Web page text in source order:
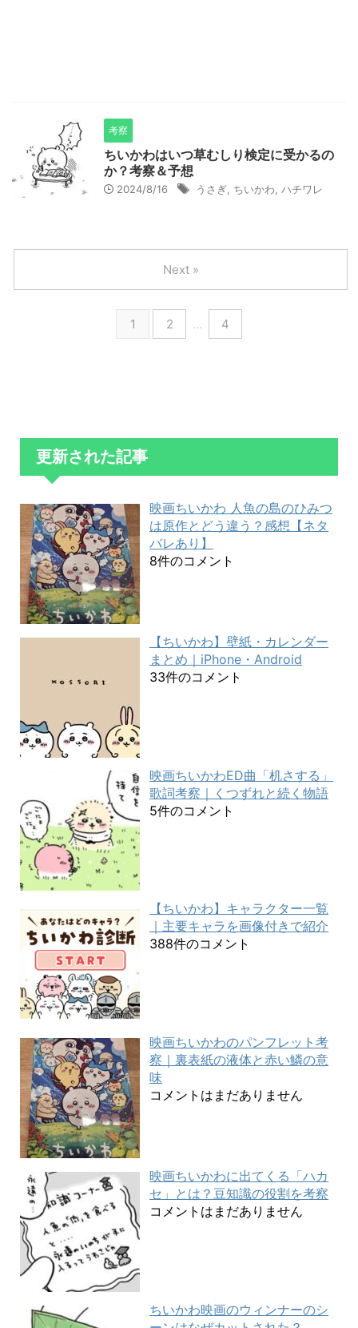
考察
ちいかわはいつ草むしり検定に受かるの
か？考察＆予想
2024/8/16 うさぎ ちいかわ ハチワレ
1 2 … 4
Next »
更新された記事
映画ちいかわ 人魚の島のひみつ
は原作とどう違う？感想【ネタ
バレあり】
8件のコメント
【ちいかわ】壁紙・カレンダー
まとめ｜iPhone・Android
33件のコメント
映画ちいかわED曲「机さする」
歌詞考察｜くつずれと続く物語
5件のコメント
【ちいかわ】キャラクター一覧
｜主要キャラを画像付きで紹介
388件のコメント
映画ちいかわのパンフレット考
察｜裏表紙の液体と赤い鱗の意
味
コメントはまだありません
映画ちいかわに出てくる「ハカ
セ」とは？豆知識の役割を考察
コメントはまだありません
ちいかわ映画のウィンナーのシ